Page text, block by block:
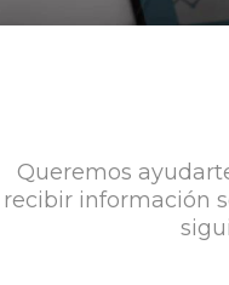
Queremos
recibir información